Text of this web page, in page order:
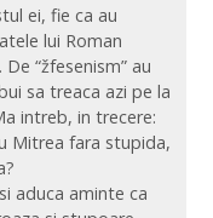
ei, fie ca au
lui Roman
“žfesenism” au
sa treaca azi pe la
intreb, in trecere:
Mitrea fara stupida,
aduca aminte ca